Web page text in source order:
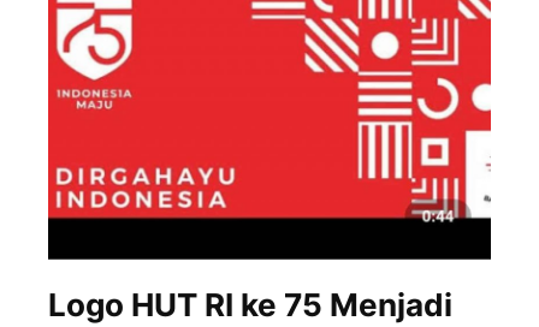
Logo HUT RI ke 75 Menjadi